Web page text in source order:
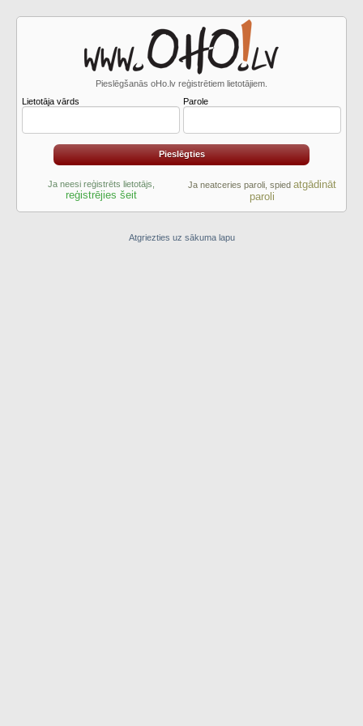
Pieslēgšanās oHo.lv reģistrētiem lietotājiem.
Lietotāja vārds
Parole
Ja neesi reģistrēts lietotājs,
reģistrējies šeit
Ja neatceries paroli, spied atgādināt
paroli
Atgriezties uz sākuma lapu